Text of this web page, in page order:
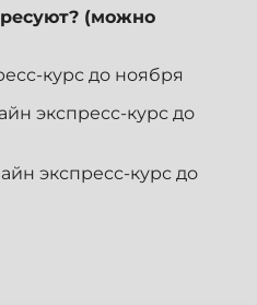
(можно
курс до ноября
экспресс-курс до
экспресс-курс до